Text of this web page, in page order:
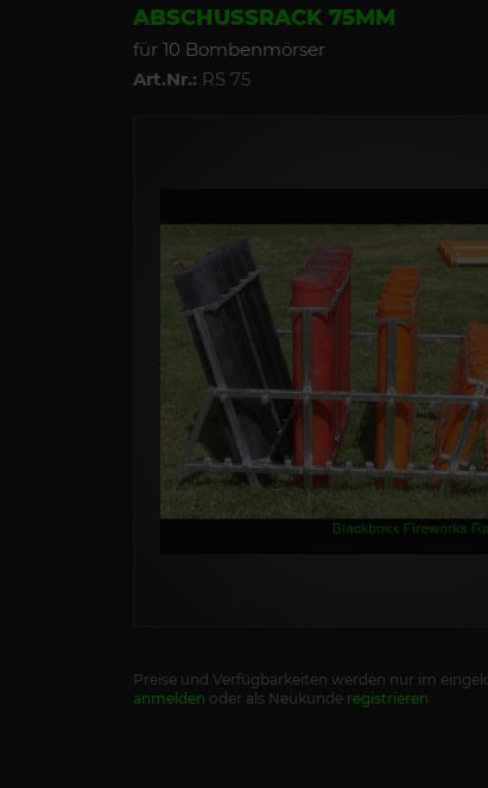
ABSCHUSSRACK 75MM
für 10 Bombenmörser
Art.Nr.: RS 75
Preise und Verfügbarkeiten werden nur im
anmelden oder als Neukunde registrieren